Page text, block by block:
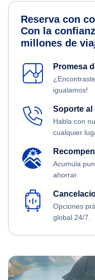
Reserva con
Con la
millones de
Promesa
igualamos!
Soporte al
Habla con
cualquier
Acumula
ahorrar.
Opciones
global 24/7.